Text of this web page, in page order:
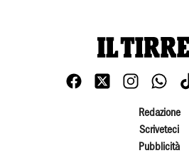
Redazione
Scriveteci
Pubblicità